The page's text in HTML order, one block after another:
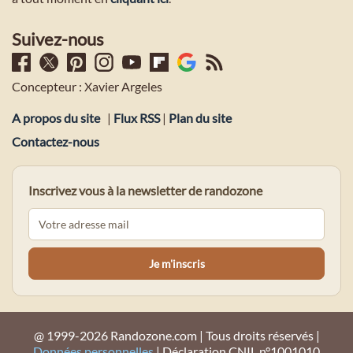
Suivez-nous
Concepteur : Xavier Argeles
A propos du site | Flux RSS| Plan du site
Contactez-nous
Inscrivez vous à la newsletter de randozone
@ 1999-2026 Randozone.com | Tous droits réservés |